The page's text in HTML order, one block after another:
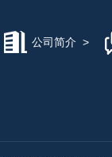
公司简介 >